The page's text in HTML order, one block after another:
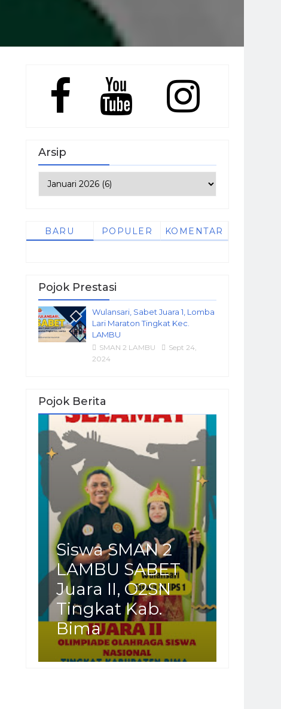
Arsip
BARU POPULER KOMENTAR
Pojok Prestasi
Wulansari, Sabet Juara 1, Lomba
Lari Maraton Tingkat Kec.
LAMBU
SMAN 2 LAMBU
Sept 24,
2024
Pojok Berita
Siswa SMAN 2
LAMBU SABET
Juara II, O2SN
Tingkat Kab.
Bima